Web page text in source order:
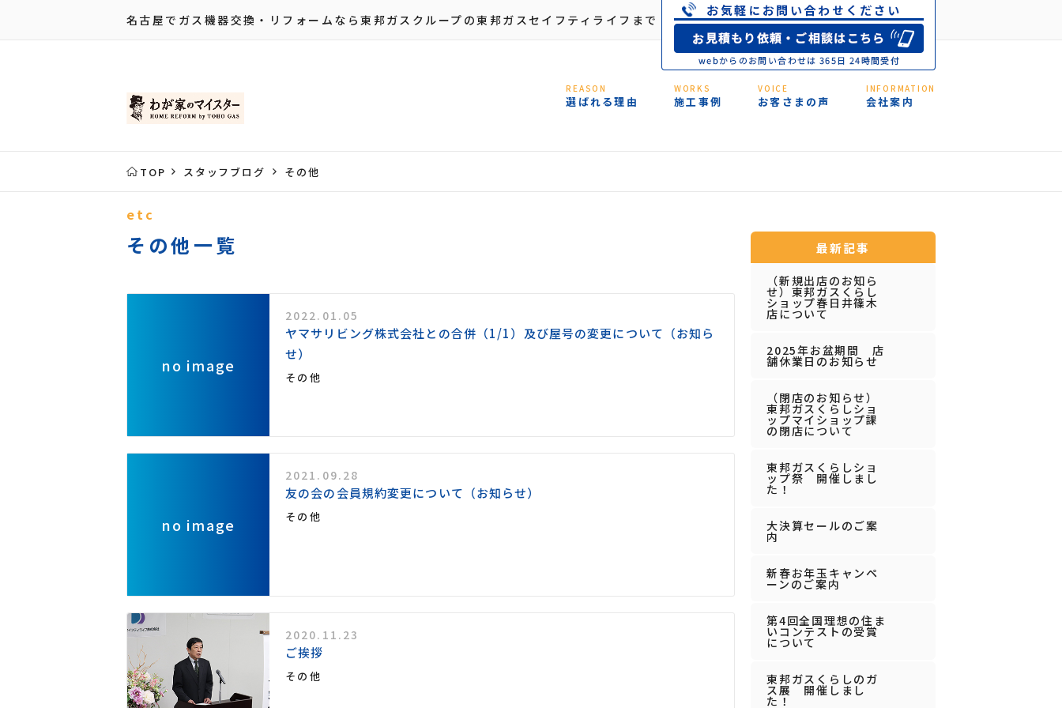
名古屋でガス機器交換・リフォームなら東邦ガスクループの東邦ガスセイフティライフまで
REASON
選ばれる理由
WORKS
施工事例
VOICE
お客さまの声
INFORMATION
会社案内
TOP スタッフブログ その他
etc
その他一覧
no image
2022.01.05
ヤマサリビング株式会社との合併（1/1）及び屋号の変更について（お知ら
せ）
その他
no image
2021.09.28
友の会の会員規約変更について（お知らせ）
その他
2020.11.23
ご挨拶
その他
最新記事
（新規出店のお知ら
せ）東邦ガスくらし
ショップ春日井篠木
店について
2025年お盆期間 店
舗休業日のお知らせ
（閉店のお知らせ）
東邦ガスくらしショ
ップマイショップ課
の閉店について
東邦ガスくらしショ
ップ祭 開催しまし
た！
大決算セールのご案
内
新春お年玉キャンペ
ーンのご案内
第4回全国理想の住ま
いコンテストの受賞
について
東邦ガスくらしのガ
ス展 開催しまし
た！